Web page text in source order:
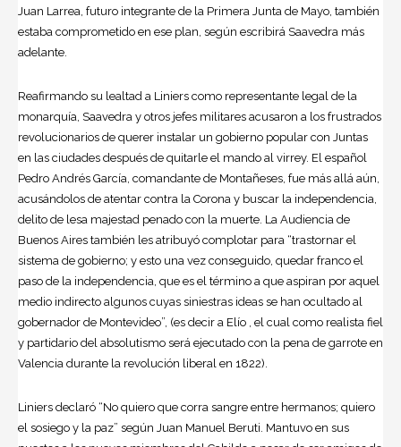
Juan Larrea, futuro integrante de la Primera Junta de Mayo, también
estaba comprometido en ese plan, según escribirá Saavedra más
adelante.
Reafirmando su lealtad a Liniers como representante legal de la
monarquía, Saavedra y otros jefes militares acusaron a los frustrados
revolucionarios de querer instalar un gobierno popular con Juntas
en las ciudades después de quitarle el mando al virrey. El español
Pedro Andrés García, comandante de Montañeses, fue más allá aún,
acusándolos de atentar contra la Corona y buscar la independencia,
delito de lesa majestad penado con la muerte. La Audiencia de
Buenos Aires también les atribuyó complotar para “trastornar el
sistema de gobierno; y esto una vez conseguido, quedar franco el
paso de la independencia, que es el término a que aspiran por aquel
medio indirecto algunos cuyas siniestras ideas se han ocultado al
gobernador de Montevideo”, (es decir a Elío , el cual como realista fiel
y partidario del absolutismo será ejecutado con la pena de garrote en
Valencia durante la revolución liberal en 1822).
Liniers declaró “No quiero que corra sangre entre hermanos; quiero
el sosiego y la paz” según Juan Manuel Beruti. Mantuvo en sus